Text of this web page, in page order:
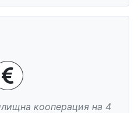
кооперация на 4